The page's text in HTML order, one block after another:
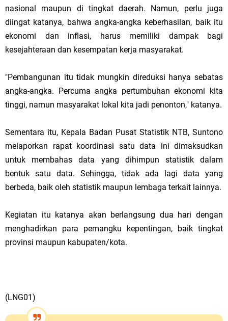
nasional maupun di tingkat daerah. Namun, perlu juga
diingat katanya, bahwa angka-angka keberhasilan, baik itu
ekonomi dan inflasi, harus memiliki dampak bagi
kesejahteraan dan kesempatan kerja masyarakat.
"Pembangunan itu tidak mungkin direduksi hanya sebatas
angka-angka. Percuma angka pertumbuhan ekonomi kita
tinggi, namun masyarakat lokal kita jadi penonton," katanya.
Sementara itu, Kepala Badan Pusat Statistik NTB, Suntono
melaporkan rapat koordinasi satu data ini dimaksudkan
untuk membahas data yang dihimpun statistik dalam
bentuk satu data. Sehingga, tidak ada lagi data yang
berbeda, baik oleh statistik maupun lembaga terkait lainnya.
Kegiatan itu katanya akan berlangsung dua hari dengan
menghadirkan para pemangku kepentingan, baik tingkat
provinsi maupun kabupaten/kota.
(LNG01)